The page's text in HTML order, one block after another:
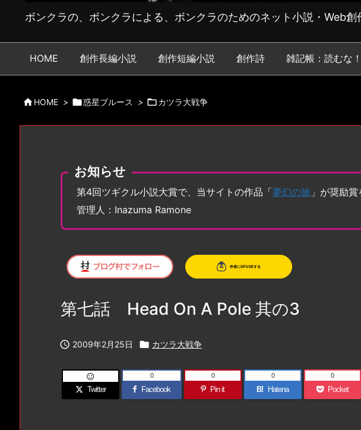
ボンクラの、ボンクラによる、ボンクラのためのネット小説・Web創
HOME 創作長編小説 創作短編小説 創作詩 雑記帳：読むな
HOME > 惑星ブルース > カツラ大戦争
お知らせ
第4回ツギクル小説大賞で、当サイトの作品「夢幻の旅 」が奨励賞
管理人：Inazuma Ramone
第七話 Head On A Pole 其の3
 2009年2月25日  カツラ大戦争
Twitter

Facebook
0
Pin it
0
B! Hatena
0
Pocket
0